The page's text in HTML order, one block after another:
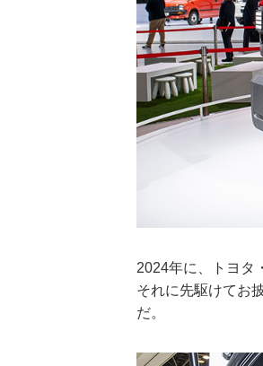
2024年に、トヨタ
それに先駆けてお
だ。